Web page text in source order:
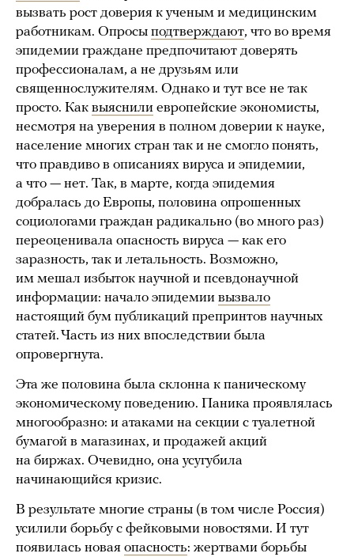
вызвать рост доверия к ученым и медицинским
работникам. Опросы подтверждают, что во время
эпидемии граждане предпочитают доверять
профессионалам, а не друзьям или
священнослужителям. Однако и тут все не так
просто. Как выяснили европейские экономисты,
несмотря на уверения в полном доверии к науке,
население многих стран так и не смогло понять,
что правдиво в описаниях вируса и эпидемии,
а что — нет. Так, в марте, когда эпидемия
добралась до Европы, половина опрошенных
социологами граждан радикально (во много раз)
переоценивала опасность вируса — как его
заразность, так и летальность. Возможно,
им мешал избыток научной и псевдонаучной
информации: начало эпидемии вызвало
настоящий бум публикаций препринтов научных
статей. Часть из них впоследствии была
опровергнута.
Эта же половина была склонна к паническому
экономическому поведению. Паника проявлялась
многообразно: и атаками на секции с туалетной
бумагой в магазинах, и продажей акций
на биржах. Очевидно, она усугубила
начинающийся кризис.
В результате многие страны (в том числе Россия)
усилили борьбу с фейковыми новостями. И тут
появилась новая опасность: жертвами борьбы